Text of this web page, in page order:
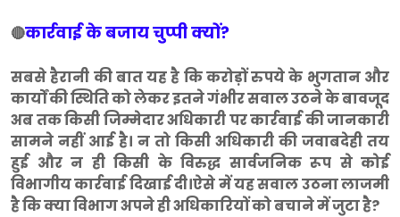
🔴कार्रवाई के बजाय चुप्पी क्यों?
सबसे हैरानी की बात यह है कि करोड़ों रुपये के भुगतान और
कार्यों की स्थिति को लेकर इतने गंभीर सवाल उठने के बावजूद
अब तक किसी जिम्मेदार अधिकारी पर कार्रवाई की जानकारी
सामने नहीं आई है। न तो किसी अधिकारी की जवाबदेही तय
हुई और न ही किसी के विरुद्ध सार्वजनिक रूप से कोई
विभागीय कार्रवाई दिखाई दी।ऐसे में यह सवाल उठना लाजमी
है कि क्या विभाग अपने ही अधिकारियों को बचाने में जुटा है?